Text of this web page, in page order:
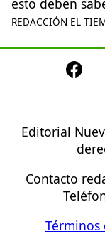
REDACCIÓN EL
Editorial
Contacto
Términos